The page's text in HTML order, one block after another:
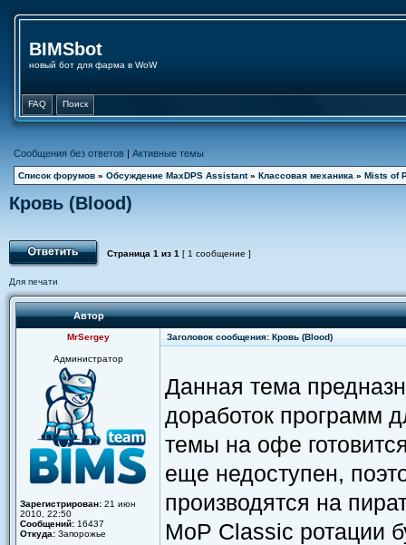
BIMSbot
новый бот для фарма в WoW
FAQ Поиск
Сообщения без ответов | Активные темы
Список форумов » Обсуждение MaxDPS Assistant» Классовая механика » Mists of
Кровь (Blood)
Страница 1 из 1 [ 1 сообщение ]
Для печати
Автор
MrSergey Заголовок сообщения: Кровь (Blood)
Администратор
Зарегистрирован: 21 июн
2010, 22:50
Сообщений: 16437
Откуда: Запорожье
Данная тема
доработок программ
темы на офе
еще недоступен,
производятся на
MoP Classic ротации